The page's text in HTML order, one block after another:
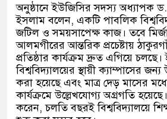
অনুষ্ঠানে ইউজিসির সদস্য অধ্যাপক
ইসলাম বলেন, একটি পাবলিক
জটিল ও সময়সাপেক্ষ কাজ। তবে
আলমগীরের আন্তরিক প্রচেষ্টায়
প্রতিষ্ঠার কার্যক্রম দ্রুত এগিয়ে
বিশ্ববিদ্যালয়ের স্থায়ী ক্যাম্পাসের জন্য
করা হয়েছে এবং মাত্র দেড় মাসের
কার্যক্রমে উল্লেখযোগ্য অগ্রগতি
করেন, চলতি বছরই বিশ্ববিদ্যালয়ে